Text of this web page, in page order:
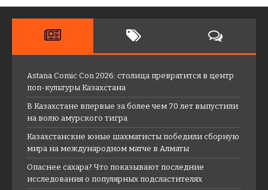
Astana Comic Con 2026: столица превратится в центр
поп-культуры Казахстана
В Казахстане впервые за более чем 70 лет выпустили
на волю амурского тигра
Казахстанские юные шахматисты победили сборную
мира на международном матче в Алматы
Опаснее сахара? Что показывают последние
исследования о популярных подсластителях